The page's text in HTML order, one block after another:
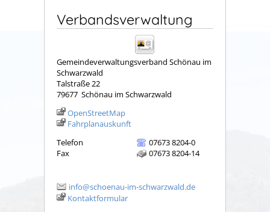
Verbandsverwaltung
Gemeindeverwaltungsverband Schönau im
Schwarzwald
Talstraße 22
79677 Schönau im Schwarzwald
OpenStreetMap
Fahrplanauskunft
Telefon
07673 8204-0
Fax
07673 8204-14
info@schoenau-im-schwarzwald.de
Kontaktformular